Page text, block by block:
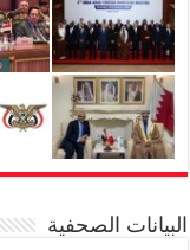
البيانات الصحفية